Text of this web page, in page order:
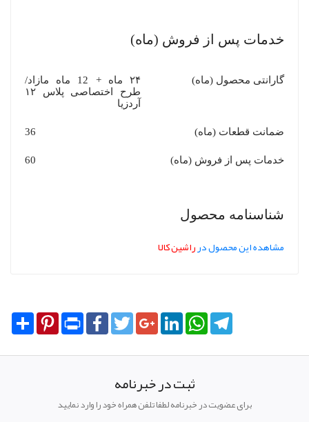
خدمات پس از فروش (ماه)
گارانتی محصول (ماه)
۲۴ ماه + 12 ماه مازاد/
طرح اختصاصی پلاس ۱۲
آردزیا
ضمانت قطعات (ماه) 36
خدمات پس از فروش (ماه) 60
شناسنامه محصول
مشاهده این محصول درراشین کالا
Share PinterestPrint FacebookTwitterGoogle+LinkedInWhatsApp
ثبت در خبرنامه
برای عضویت در خبرنامه لطفا تلفن همراه خود را وارد نمایید